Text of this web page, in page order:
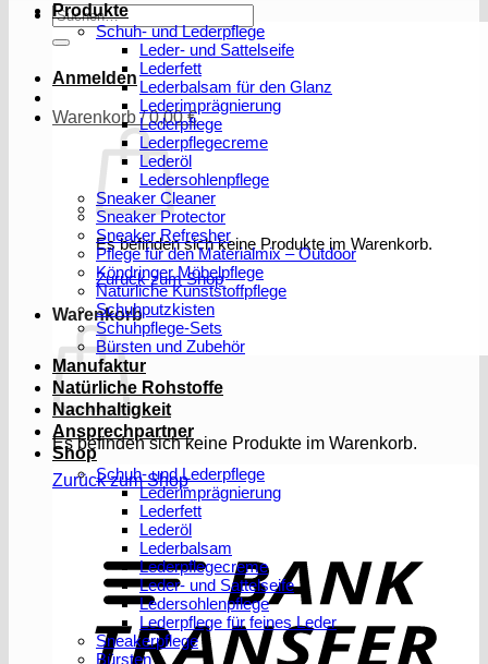
Suchen
nach:
Anmelden
Warenkorb /0,00€
Es befinden sich keine Produkte im Warenkorb.
Zurück zum Shop
Warenkorb
Es befinden sich keine Produkte im Warenkorb.
Zurück zum Shop
Produkte
Schuh- und Lederpflege
Leder- und Sattelseife
Lederfett
Lederbalsam für den Glanz
Lederimprägnierung
Lederpflege
Lederpflegecreme
Lederöl
Ledersohlenpflege
Sneaker Cleaner
Sneaker Protector
Sneaker Refresher
Pflege für den Materialmix – Outdoor
Köndringer Möbelpflege
Natürliche Kunststoffpflege
Schuhputzkisten
Schuhpflege-Sets
Bürsten und Zubehör
Manufaktur
Natürliche Rohstoffe
Nachhaltigkeit
Ansprechpartner
Shop
Schuh- und Lederpflege
Lederimprägnierung
Lederfett
Lederöl
Lederbalsam
Lederpflegecreme
Leder- und Sattelseife
Ledersohlenpflege
Lederpflege für feines Leder
Sneakerpflege
Bürsten